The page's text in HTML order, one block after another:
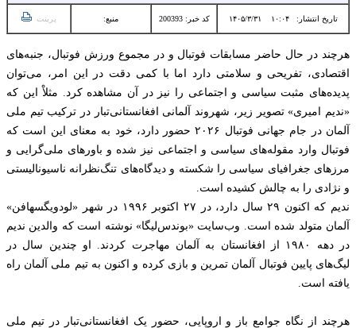
تاریخ انتشار:۱۰:۰۴ ۱۴۰۵/۳/۳۱ کد خبر: 200393 منبع: پرینت
هرچند در حال حاضر مسابقات فوتبال و در مجموع ورزش فوتبال، جنبه‌های
اقتصادی، تفریحی و سلامتی دارد اما با کمی دقت در این امر، می‌توان
پدیده‌های مثبت سیاسی و اجتماعی را نیز در آن مشاهده کرد. مثلاْ این که
«ندیم امیری» تصویر زیر، شهروند آلمانی افغانستانی‌تبار در ترکیب تیم ملی
آلمان در جام جهانی فوتبال ۲۰۲۶ حضور دارد، خود به معنای این است که
فوتبال وارد مقوله‌های سیاسی و اجتماعی نیز شده و باورهای ملی‌گرایی و
مرزهای جغرافیای سیاسی را شکسته و دیدگاه‌های تنگ‌نظرانه ناسیونالیستی
و نژادی را به چالش کشیده است.
ندیم که اکنون ۲۹ سال دارد، در ۲۷ اکتوبر ۱۹۹۶ در شهر «لودویگسهافن»
آلمان متولد شده است. وب‌سایت «بوندس‌لیگا» نوشته است که والدین ندیم
در دهه ۱۹۸۰ از افغانستان به آلمان مهاجرت کردند. او چندین سال در
لیگ‌های پایین فوتبال آلمان تمرین و بازی کرده و اکنون به تیم ملی آلمان راه
یافته است.
هرچند از نگاه جوامع باز و اروپایی، حضور یک افغانستانی‌تبار در تیم ملی